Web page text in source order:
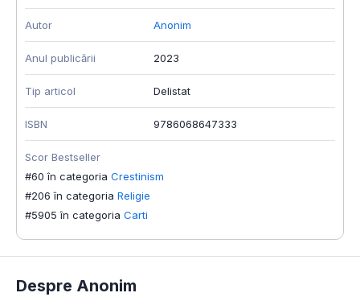
Autor Anonim
Anul publicării 2023
Tip articol Delistat
ISBN 9786068647333
Scor Bestseller
#60 în categoria Crestinism
#206 în categoria Religie
#5905 în categoria Carti
Despre Anonim